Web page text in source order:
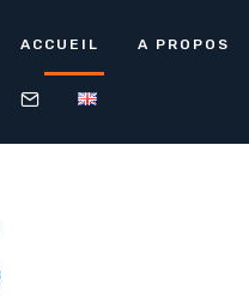
ACCUEIL A PROPOS